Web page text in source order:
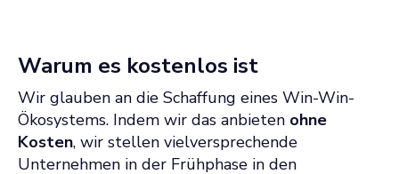
Warum es kostenlos ist
Wir glauben an die Schaffung eines Win-Win-
Ökosystems. Indem wir das anbieten ohne
Kosten, wir stellen vielversprechende
Unternehmen in der Frühphase in den